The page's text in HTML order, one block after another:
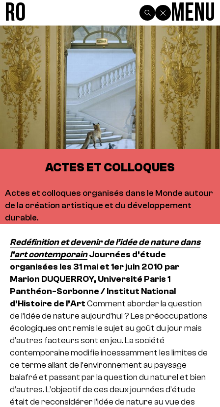
R0 Menu
ACTES ET COLLOQUES
Actes et colloques organisés dans le Monde autour
de la création artistique et du développement
durable.
Redéfinition et devenir de l’idée de nature dans
l’art contemporainJournées d’étude
organisées les 31 mai et 1er juin 2010 par
Marion DUQUERROY, Université Paris 1
Panthéon-Sorbonne / Institut National
d’Histoire de l’Art Comment aborder la question
de l’idée de nature aujourd’hui ? Les préoccupations
écologiques ont remis le sujet au goût du jour mais
d’autres facteurs sont en jeu. La société
contemporaine modifie incessamment les limites de
ce terme allant de l’environnement au paysage
balafré et passant par la question du naturel et bien
d’autres. L’objectif de ces deux journées d’étude
était de reconsidérer l’idée de nature au vue des